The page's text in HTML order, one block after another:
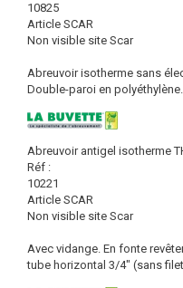
10825
Article SCAR
Non visible site Scar
Abreuvoir isotherme sans
Double-paroi en
Abreuvoir antigel isotherme
Réf :
10221
Article SCAR
Non visible site Scar
Avec vidange. En fonte
tube horizontal 3/4" (sans